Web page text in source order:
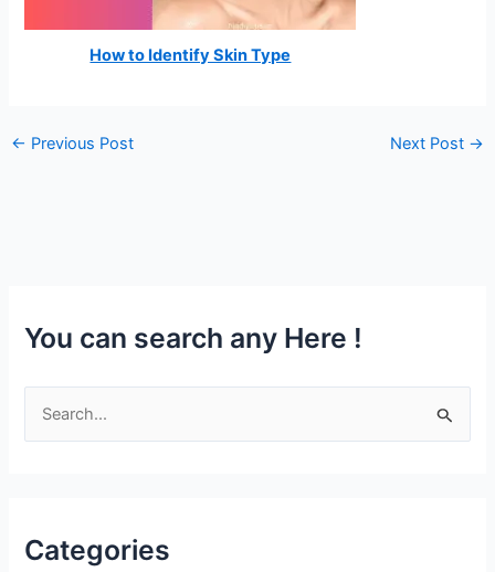
How to Identify Skin Type
← Previous Post Next Post →
You can search any Here !
h
Categories